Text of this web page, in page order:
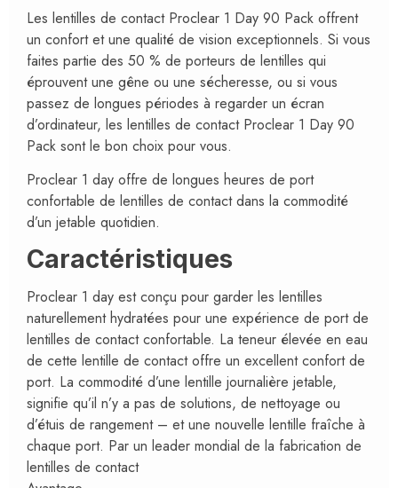
Les lentilles de contact Proclear 1 Day 90 Pack offrent
un confort et une qualité de vision exceptionnels. Si vous
faites partie des 50 % de porteurs de lentilles qui
éprouvent une gêne ou une sécheresse, ou si vous
passez de longues périodes à regarder un écran
d’ordinateur, les lentilles de contact Proclear 1 Day 90
Pack sont le bon choix pour vous.
Proclear 1 day offre de longues heures de port
confortable de lentilles de contact dans la commodité
d’un jetable quotidien.
Caractéristiques
Proclear 1 day est conçu pour garder les lentilles
naturellement hydratées pour une expérience de port de
lentilles de contact confortable. La teneur élevée en eau
de cette lentille de contact offre un excellent confort de
port. La commodité d’une lentille journalière jetable,
signifie qu’il n’y a pas de solutions, de nettoyage ou
d’étuis de rangement – et une nouvelle lentille fraîche à
chaque port. Par un leader mondial de la fabrication de
lentilles de contact